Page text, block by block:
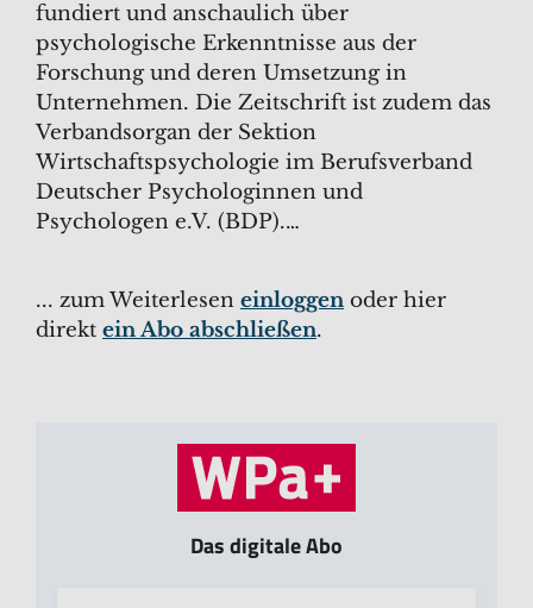
fundiert und anschaulich über
psychologische Erkenntnisse aus der
Forschung und deren Umsetzung in
Unternehmen. Die Zeitschrift ist zudem das
Verbandsorgan der Sektion
Wirtschaftspsychologie im Berufsverband
Deutscher Psychologinnen und
Psychologen e.V. (BDP).…
... zum Weiterlesen einloggen oder hier
direkt ein Abo abschließen.
Das digitale Abo